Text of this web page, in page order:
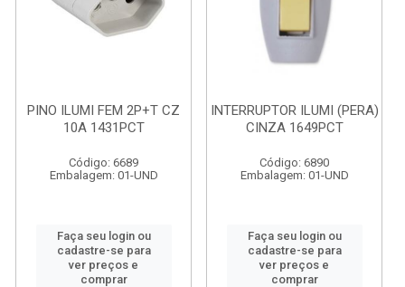
PINO ILUMI FEM 2P+T CZ
10A 1431PCT
Código: 6689
Embalagem: 01-UND
Faça seu login ou
cadastre-se para
ver preços e
comprar
INTERRUPTOR ILUMI (PERA)
CINZA 1649PCT
Código: 6890
Embalagem: 01-UND
Faça seu login ou
cadastre-se para
ver preços e
comprar